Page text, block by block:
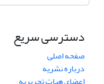
دسترسی سریع
صفحه اصلی
درباره نشریه